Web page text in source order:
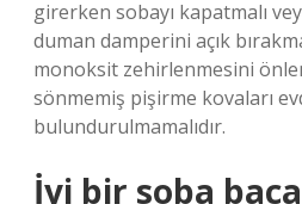
girerken sobayı kapatmalı
duman damperini açık
monoksit zehirlenmesini
sönmemiş pişirme kovaları
bulundurulmamalıdır.
İyi bir soba